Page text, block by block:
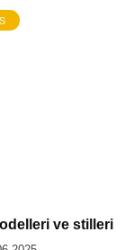
ve stilleri